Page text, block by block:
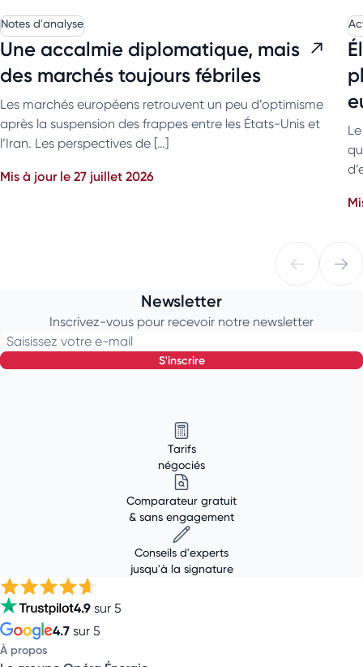
Notes d'analyse
Une accalmie diplomatique, mais
des marchés toujours fébriles
Les marchés européens retrouvent un peu d’optimisme
après la suspension des frappes entre les États-Unis et
l’Iran. Les perspectives de […]
Mis à jour le 27 juillet 2026
Newsletter
Inscrivez-vous pour recevoir notre newsletter
Saisissez votre e-mail
s'inscrire
Tarifs
négociés
Comparateur gratuit
& sans engagement
Conseils d'experts
jusqu'à la signature
4.9 sur 5
4.7 sur 5
À propos